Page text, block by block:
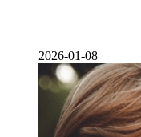
2026-01-08